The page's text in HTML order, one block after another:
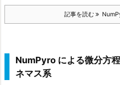
記事を読む
NumPyro による微分方
ネマス系